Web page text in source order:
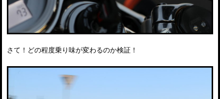
さて！どの程度乗り味が変わるのか検証！